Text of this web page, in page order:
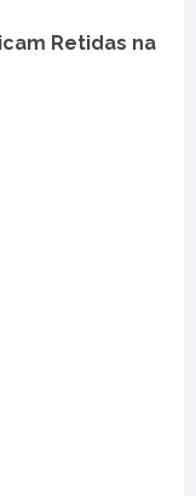
Retidas na